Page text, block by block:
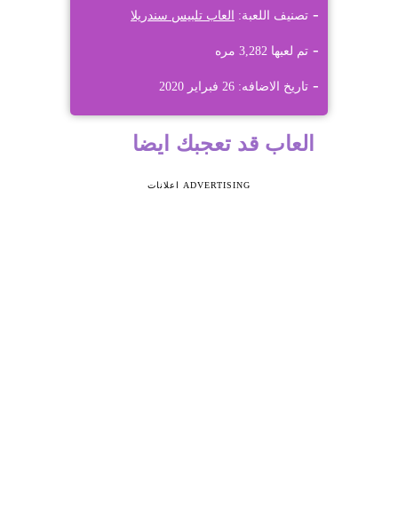
تصنيف اللعبة: العاب تلبيس سندريلا
تم لعبها 3,282 مره
تاريخ الاضافه: 26 فبراير 2020
العاب قد تعجبك ايضا
ADVERTISING اعلانات